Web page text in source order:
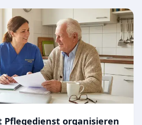
Pflegedienst organisieren